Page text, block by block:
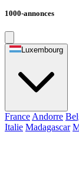
1000-annonces
Luxembourg
France Andorre
Italie Madagascar